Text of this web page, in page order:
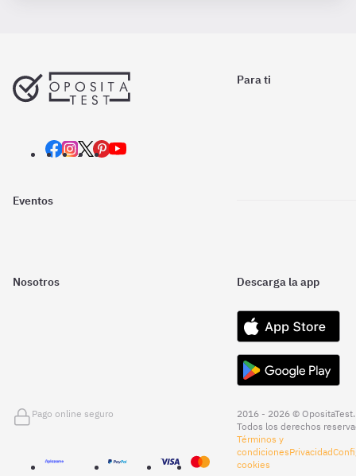
Para ti
Eventos
Nosotros Descarga la app
Pago online seguro
2016 - 2026 © OpositaTest.
Todos los derechos
Términos y
condicionesPrivacidad
cookies